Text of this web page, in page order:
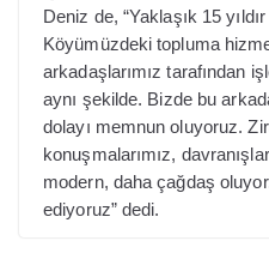
Deniz de, “Yaklaşık 15
Köyümüzdeki topluma
arkadaşlarımız tarafından
aynı şekilde. Bizde bu
dolayı memnun oluyoruz.
konuşmalarımız,
modern, daha çağdaş
ediyoruz” dedi.